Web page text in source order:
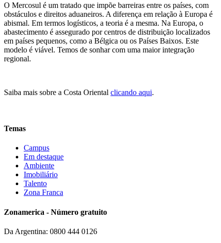
O Mercosul é um tratado que impõe barreiras entre os países, com
obstáculos e direitos aduaneiros. A diferença em relação à Europa é
abismal. Em termos logísticos, a teoria é a mesma. Na Europa, o
abastecimento é assegurado por centros de distribuição localizados
em países pequenos, como a Bélgica ou os Países Baixos. Este
modelo é viável. Temos de sonhar com uma maior integração
regional.
Saiba mais sobre a Costa Oriental clicando aqui.
Temas
Campus
Em destaque
Ambiente
Imobiliário
Talento
Zona Franca
Zonamerica - Número gratuito
Da Argentina: 0800 444 0126